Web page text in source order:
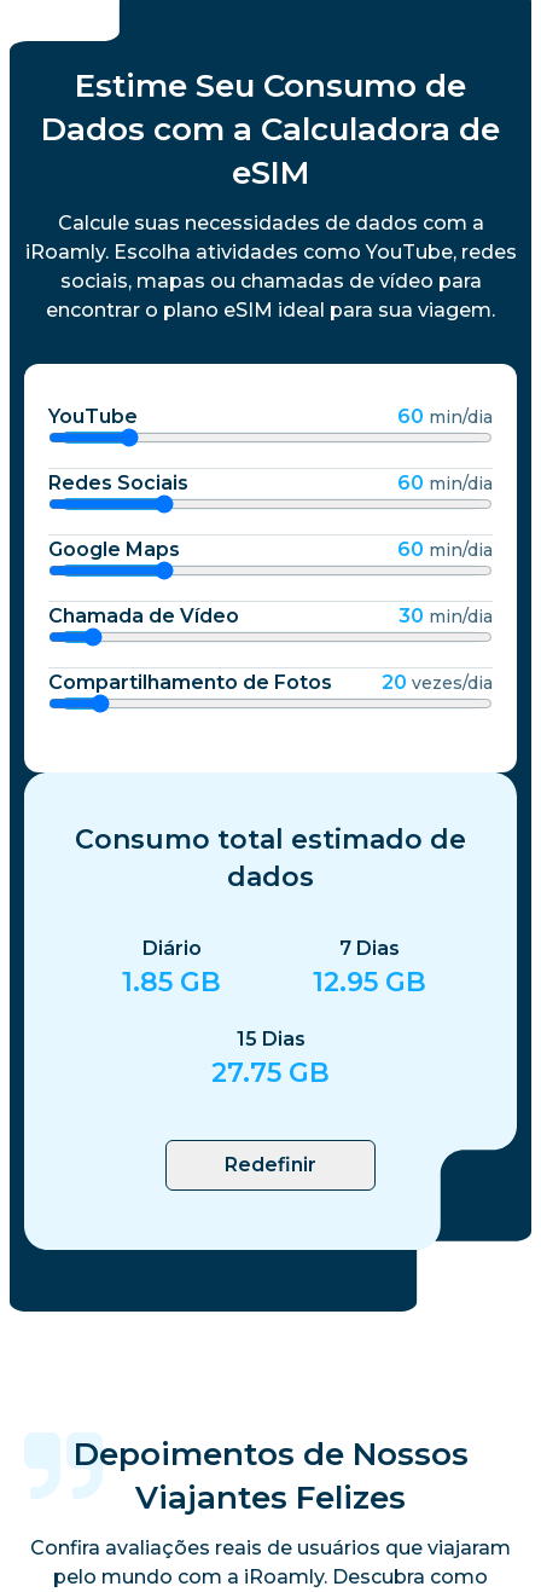
Estime Seu Consumo de
Dados com a Calculadora de
eSIM
Calcule suas necessidades de dados com a
iRoamly. Escolha atividades como YouTube, redes
sociais, mapas ou chamadas de vídeo para
encontrar o plano eSIM ideal para sua viagem.
YouTube 60 min/dia
Redes Sociais 60 min/dia
Google Maps 60 min/dia
Chamada de Vídeo 30 min/dia
Compartilhamento de Fotos 20 vezes/dia
Consumo total estimado de
dados
Diário
1.85 GB
7 Dias
12.95 GB
15 Dias
27.75 GB
Redefinir
Depoimentos de Nossos
Viajantes Felizes
Confira avaliações reais de usuários que viajaram
pelo mundo com a iRoamly. Descubra como